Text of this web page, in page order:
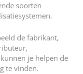
soorten
de fabrikant,
je helpen de
te vinden.